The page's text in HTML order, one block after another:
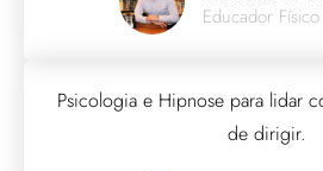
Educador
Psicologia e Hipnose para lidar
de dirigir.